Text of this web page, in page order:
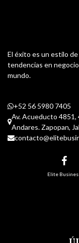
El éxito es un estilo
tendencias en
mundo.
+52 56 5980 7405
Av. Acueducto 4851,
Andares. Zapopan,
Elite